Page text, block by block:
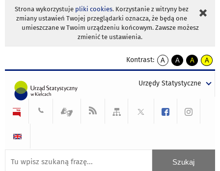
Strona wykorzystuje pliki cookies. Korzystanie z witryny bez
zmiany ustawień Twojej przeglądarki oznacza, że będą one
umieszczane w Twoim urządzeniu końcowym. Zawsze możesz
zmienić te ustawienia.
Kontrast:
A
kontrast
A
kontrast
tekst
czarnym
A
kontrast
tekst
czarnym
A
tekst
żółtym
Urzędy Statystyczne